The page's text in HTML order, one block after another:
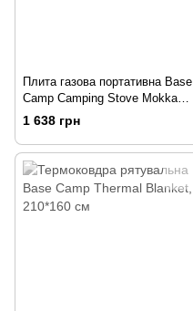
Плита газова портативна Base
Camp Camping Stove Mokka
Bone White BCP 51417
1 638 грн